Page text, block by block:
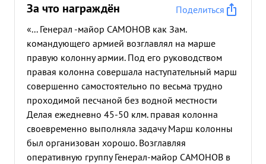
За что награждён
Поделиться
«... Генерал -майор САМОНОВ как Зам.
командующего армией возглавлял на марше
правую колонну армии. Под его руководством
правая колонна совершала наступательный марш
совершенно самостоятельно по весьма трудно
проходимой песчаной без водной местности
Делая ежедневно 45-50 клм. правая колонна
своевременно выполняла задачу Марш колонны
был организован хорошо. Возглавляя
оперативную группу Генерал-майор САМОНОВ в